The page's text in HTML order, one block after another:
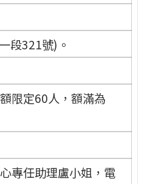
段321號)。
限定60人，額滿為
專任助理盧小姐，電